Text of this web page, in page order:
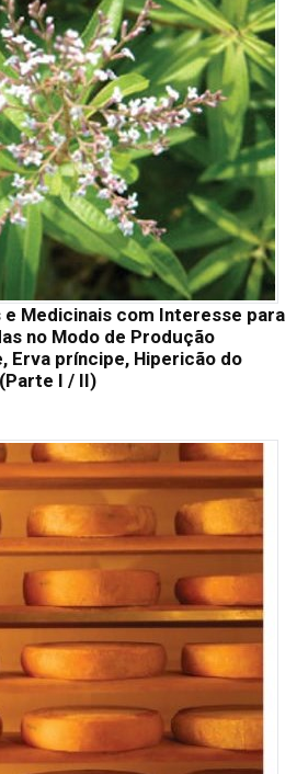
Medicinais com Interesse para
no Modo de Produção
Erva príncipe, Hipericão do
I / II)